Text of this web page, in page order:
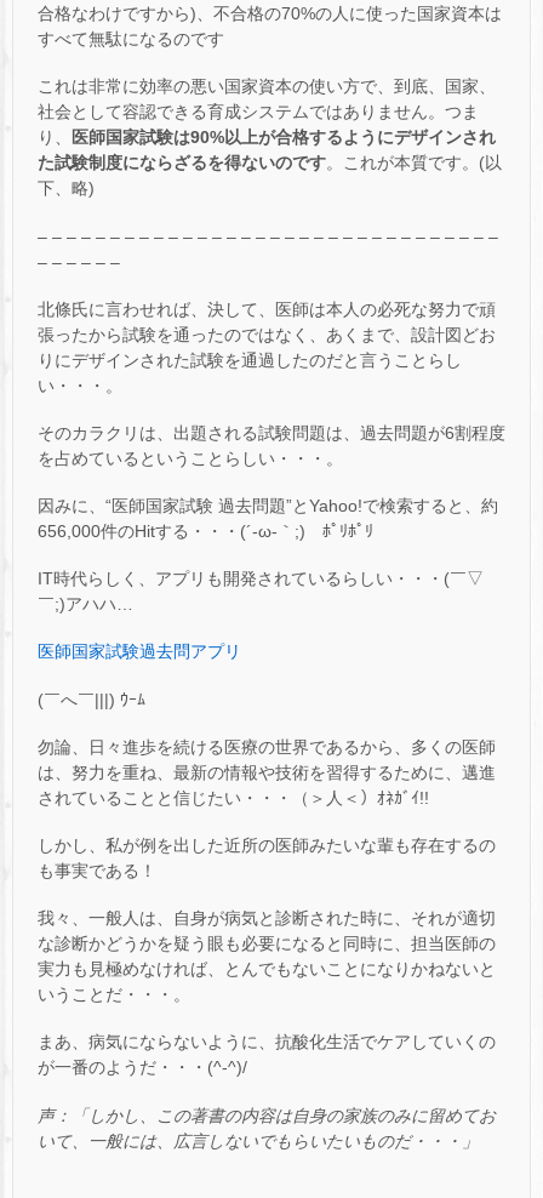
合格なわけですから)、不合格の70%の人に使った国家資本は
すべて無駄になるのです
これは非常に効率の悪い国家資本の使い方で、到底、国家、
社会として容認できる育成システムではありません。つま
り、
医師国家試験は90%以上が合格するようにデザインされ
た試験制度にならざるを得ないのです。これが本質です。(以
下、略)
– – – – – – – – – – – – – – – – – – – – – – – – – – – – – – – –
– – – – – –
北條氏に言わせれば、決して、医師は本人の必死な努力で頑
張ったから試験を通ったのではなく、あくまで、設計図どお
りにデザインされた試験を通過したのだと言うことらし
い・・・。
そのカラクリは、出題される試験問題は、過去問題が6割程度
を占めているということらしい・・・。
因みに、“医師国家試験 過去問題”とYahoo!で検索すると、約
656,000件のHitする・・・(´-ω-｀;)ゞﾎﾟﾘﾎﾟﾘ
IT時代らしく、アプリも開発されているらしい・・・(￣▽
￣;)アハハ…
医師国家試験過去問アプリ
(￣へ￣|||) ｳｰﾑ
勿論、日々進歩を続ける医療の世界であるから、多くの医師
は、努力を重ね、最新の情報や技術を習得するために、邁進
されていることと信じたい・・・（＞人＜）ｵﾈｶﾞｲ!!
しかし、私が例を出した近所の医師みたいな輩も存在するの
も事実である！
我々、一般人は、自身が病気と診断された時に、それが適切
な診断かどうかを疑う眼も必要になると同時に、担当医師の
実力も見極めなければ、とんでもないことになりかねないと
いうことだ・・・。
まあ、病気にならないように、抗酸化生活でケアしていくの
が一番のようだ・・・(^-^)/
声：「しかし、この著書の内容は自身の家族のみに留めてお
いて、一般には、広言しないでもらいたいものだ・・・」